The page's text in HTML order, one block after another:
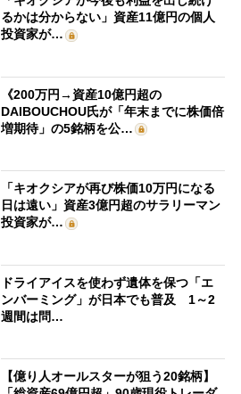
るかは分からない」資産11億円の個人
投資家が…
《200万円→資産10億円超の
DAIBOUCHOU氏が「年末までに株価倍
増期待」の5銘柄を公…
「キオクシアが再び株価10万円になる
日は遠い」資産3億円超のサラリーマン
投資家が…
ドライアイスを使わず遺体を保つ「エ
ンバーミング」が日本でも普及 1～2
週間は問…
【億り人オールスターが狙う20銘柄】